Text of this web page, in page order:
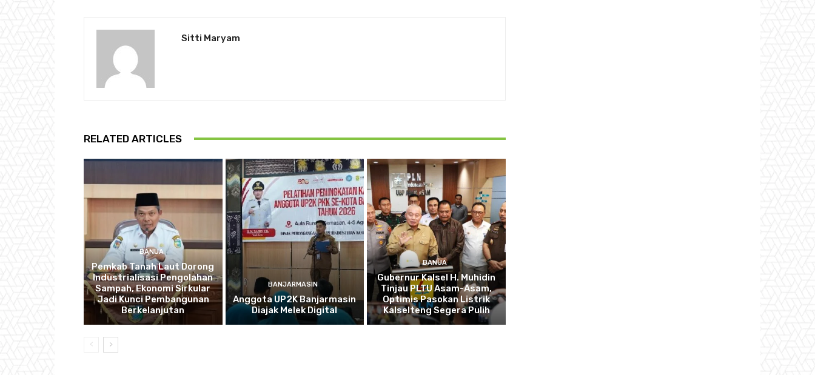
Sitti Maryam
RELATED ARTICLES
BANUA
Pemkab Tanah Laut Dorong
Industrialisasi Pengolahan
Sampah, Ekonomi Sirkular
Jadi Kunci Pembangunan
Berkelanjutan
BANJARMASIN
Anggota UP2K Banjarmasin
Diajak Melek Digital
BANUA
Gubernur Kalsel H. Muhidin
Tinjau PLTU Asam-Asam,
Optimis Pasokan Listrik
Kalselteng Segera Pulih